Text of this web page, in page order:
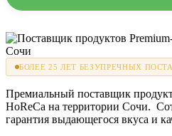
БОЛЕЕ 25 ЛЕТ БЕЗУПРЕЧНЫХ
Премиальный поставщик
HoReCa на территории Сочи.
гарантия выдающегося вкуса и